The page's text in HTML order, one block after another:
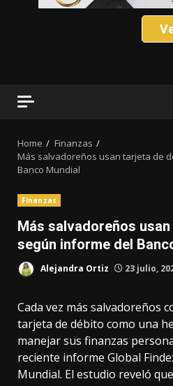
Home
Finanzas
Más salvadoreños usan tarjeta de
Banco Mundial
Finanzas
Más salvadoreños
según informe del
Alejandra Ortiz 23 julio,
Cada vez más salvadoreños
tarjeta de débito como una
manejar sus finanzas
reciente informe Global
Mundial. El estudio reveló